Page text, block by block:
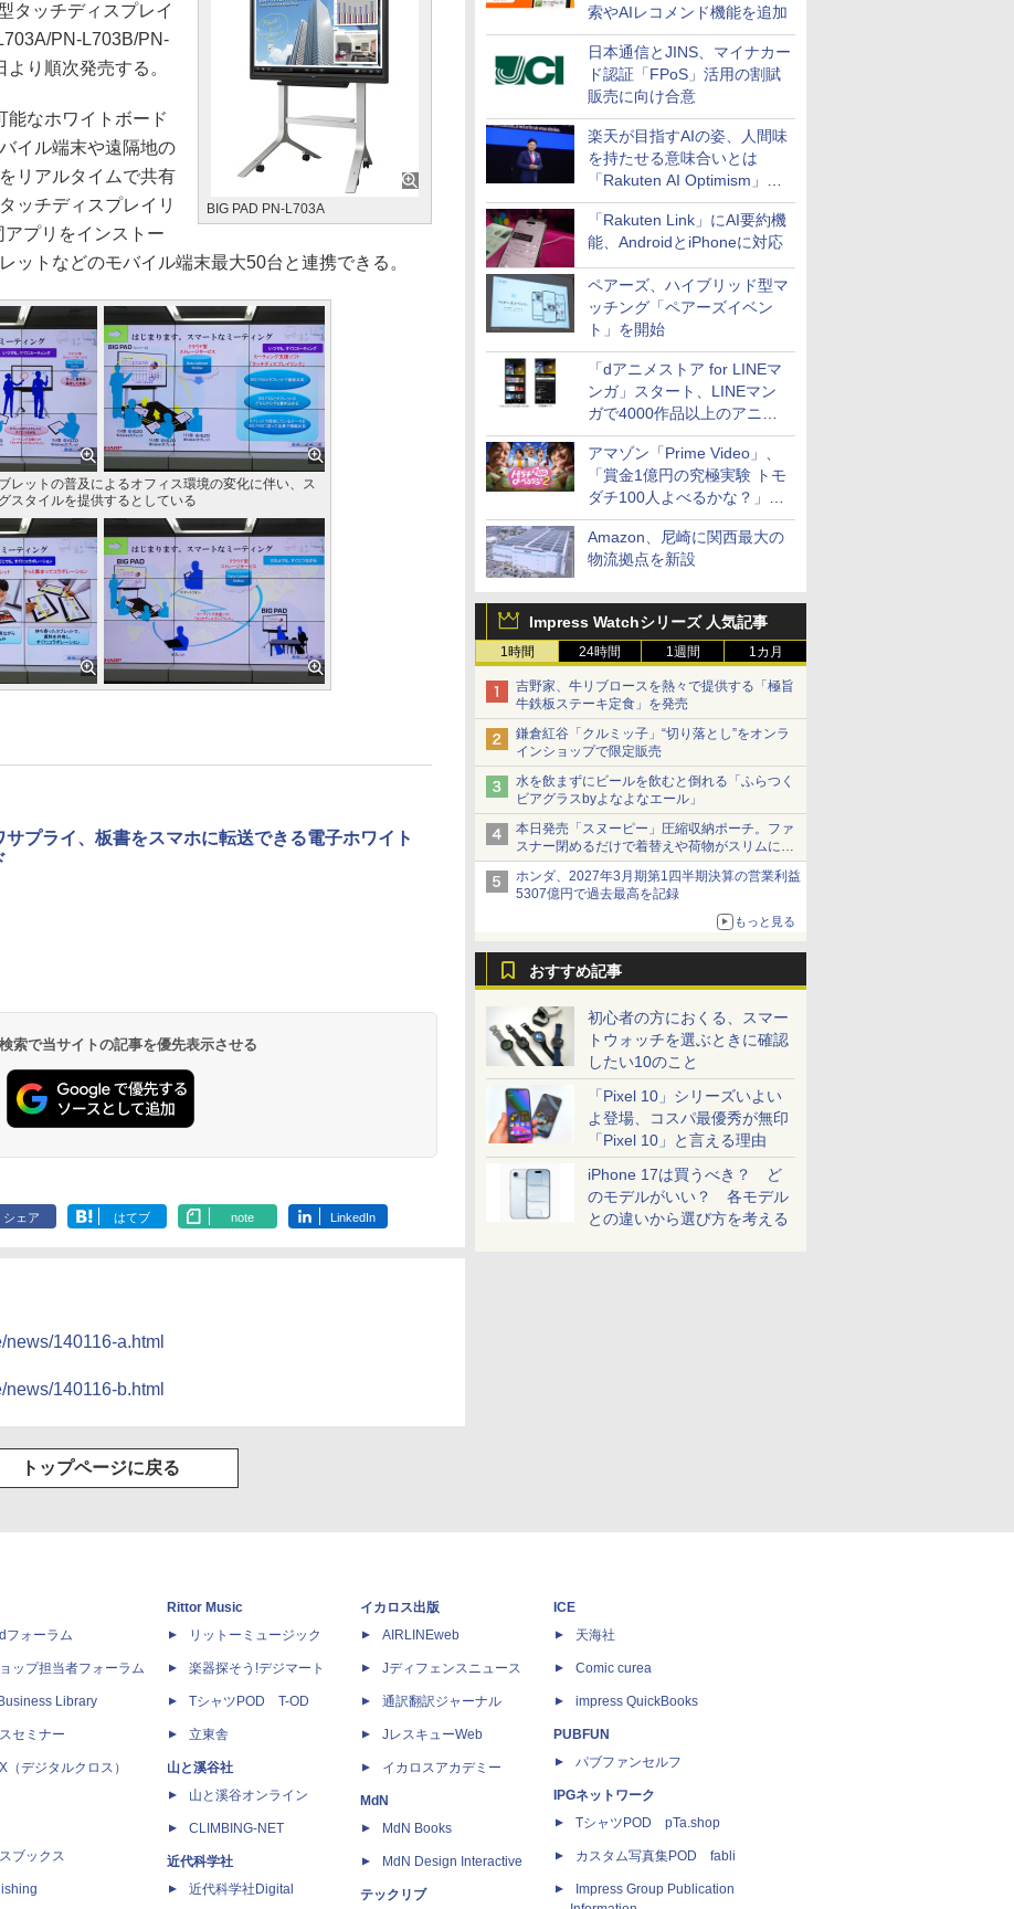
索やAIレコメンド機能を追加
日本通信とJINS、マイナカー
ド認証「FPoS」活用の割賦
販売に向け合意
楽天が目指すAIの姿、人間味
を持たせる意味合いとは
「Rakuten AI Optimism」三
木谷氏の基調講演
「Rakuten Link」にAI要約機
能、AndroidとiPhoneに対応
ペアーズ、ハイブリッド型マ
ッチング「ペアーズイベン
ト」を開始
「dアニメストア for LINEマ
ンガ」スタート、LINEマン
ガで4000作品以上のアニメ
見放題
アマゾン「Prime Video」、
「賞金1億円の究極実験 トモ
ダチ100人よべるかな？」シ
ーズン2の参加者公開
Amazon、尼崎に関西最大の
物流拠点を新設
Impress Watchシリーズ 人気記事
1時間 24時間 1週間 1カ月
吉野家、牛リブロースを熱々で提供する「極旨
牛鉄板ステーキ定食」を発売
鎌倉紅谷「クルミッ子」“切り落とし”をオンラ
インショップで限定販売
水を飲まずにビールを飲むと倒れる「ふらつく
ビアグラスbyよなよなエール」
本日発売「スヌーピー」圧縮収納ポーチ。ファ
スナー閉めるだけで着替えや荷物がスリムにま
とまる
ホンダ、2027年3月期第1四半期決算の営業利益
5307億円で過去最高を記録
もっと見る
おすすめ記事
初心者の方におくる、スマー
トウォッチを選ぶときに確認
したい10のこと
「Pixel 10」シリーズいよい
よ登場、コスパ最優秀が無印
「Pixel 10」と言える理由
iPhone 17は買うべき？ ど
のモデルがいい？ 各モデル
との違いから選び方を考える
BIG PAD PN-L703A
タッチディスプレイ
PN-L703B/PN-
り順次発売する。
なホワイトボード
イル端末や遠隔地の
リアルタイムで共有
ッチディスプレイリ
プリをインストー
ットなどのモバイル端末最大50台と連携できる。
レットの普及によるオフィス環境の変化に伴い、ス
スタイルを提供するとしている
サプライ、板書をスマホに転送できる電子ホワイト
索で当サイトの記事を優先表示させる
シェア はてブ note LinkedIn
140116-a.html
140116-b.html
トップページに戻る
フォーラム
ップ担当者フォーラム
Library
セミナー
（デジタルクロス）
ブックス
Rittor Music
リットーミュージック
楽器探そう!デジマート
TシャツPOD T-OD
立東舎
山と溪谷社
山と溪谷オンライン
CLIMBING-NET
近代科学社
近代科学社Digital
イカロス出版
AIRLINEweb
Jディフェンスニュース
通訳翻訳ジャーナル
JレスキューWeb
イカロスアカデミー
MdN
MdN Books
MdN Design Interactive
テックリブ
ICE
天海社
Comic curea
impress QuickBooks
PUBFUN
パブファンセルフ
IPGネットワーク
TシャツPOD pTa.shop
カスタム写真集POD fabli
Impress Group Publication